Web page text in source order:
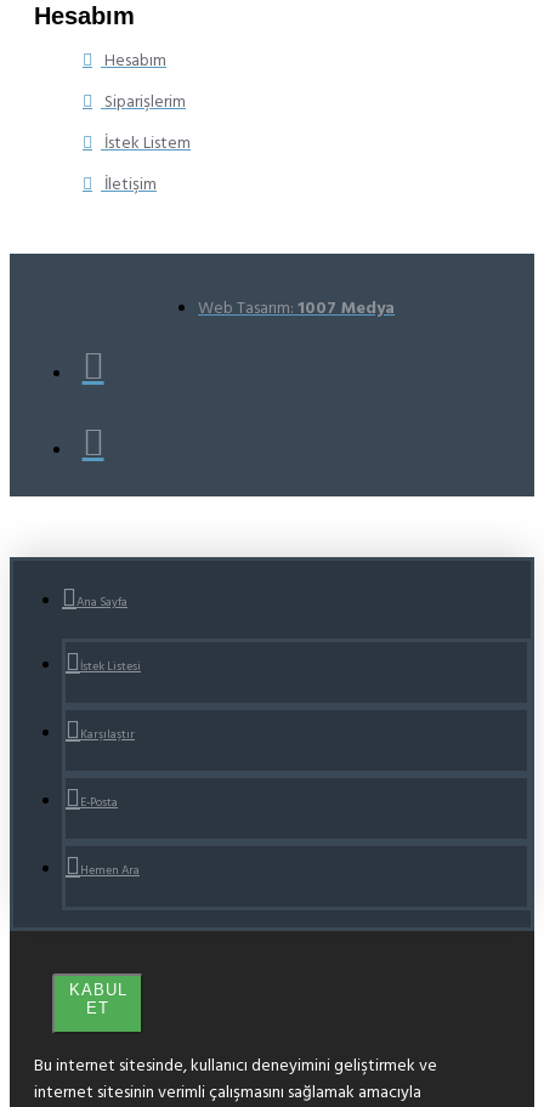
Hesabım
Hesabım
Siparişlerim
İstek Listem
İletişim
Web Tasarım: 1007 Medya
Ana Sayfa
İstek Listesi
Karşılaştır
E-Posta
Hemen Ara
KABUL
ET
Bu internet sitesinde, kullanıcı deneyimini geliştirmek ve
internet sitesinin verimli çalışmasını sağlamak amacıyla